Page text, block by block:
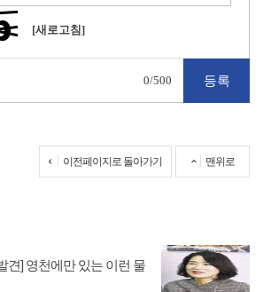
[새로고침]
0/500
이전페이지로 돌아가기 맨위로
견] 영천에만 있는 이런 물